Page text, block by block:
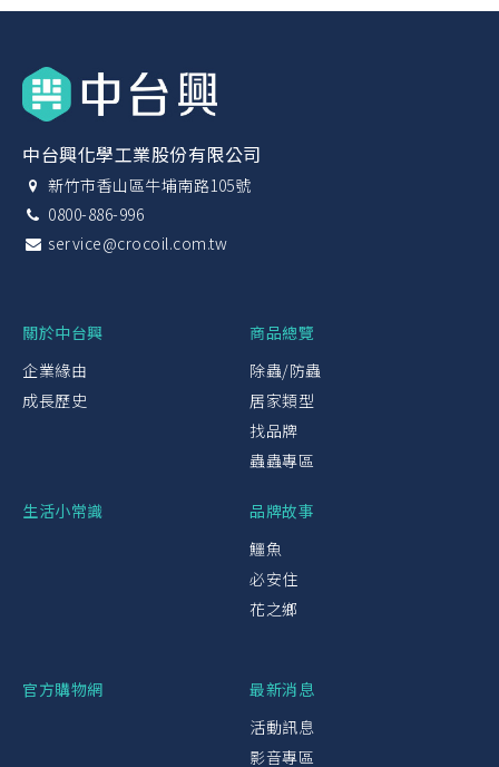
中台興化學工業股份有限公司
新竹市香山區牛埔南路105號
0800-886-996
service@crocoil.com.tw
關於中台興
企業緣由
成長歷史
商品總覽
除蟲/防蟲
居家類型
找品牌
蟲蟲專區
生活小常識
品牌故事
鱷魚
必安住
花之鄉
官方購物網
最新消息
活動訊息
影音專區